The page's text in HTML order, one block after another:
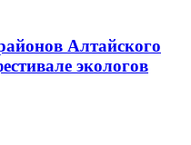
Алтайского
экологов